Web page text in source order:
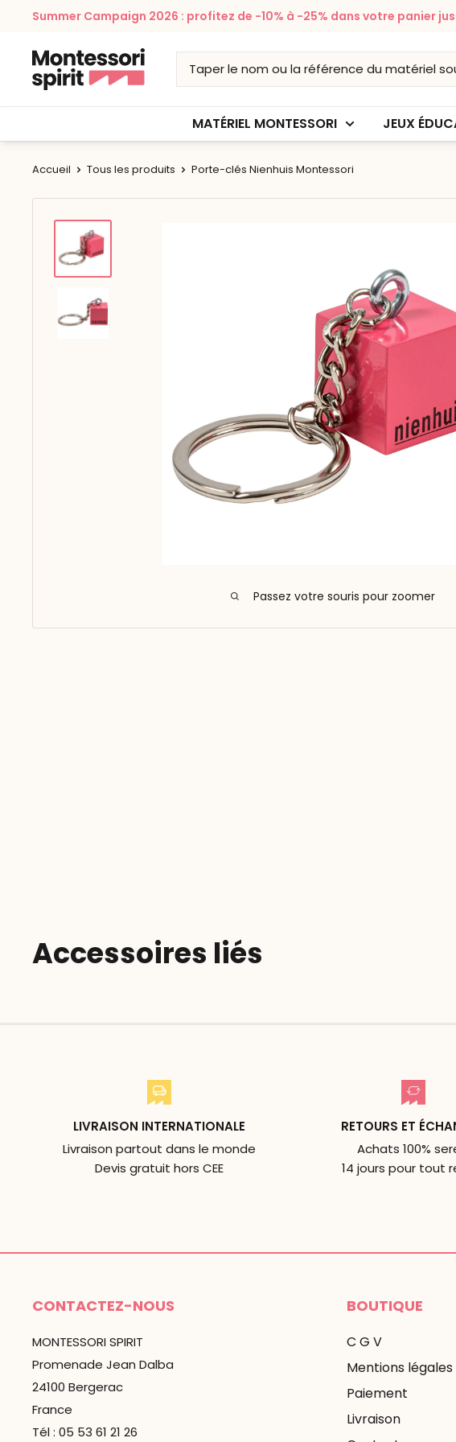
Passer
contenu
Summer Campaign 2026 : profitez de -10% à -25% dans votre panier
Montessori
Spirit
MATÉRIEL MONTESSORI JEUX
Accueil Tous les produits Porte-clés Nienhuis Montessori
Passez votre souris pour zoomer
Accessoires liés
LIVRAISON INTERNATIONALE
Livraison partout dans le monde
Devis gratuit hors CEE
RETOURS ET
Achats 100%
14 jours pour tout
CONTACTEZ-NOUS
MONTESSORI SPIRIT
Promenade Jean Dalba
24100 Bergerac
France
Tél : 05 53 61 21 26
BOUTIQUE
C G V
Mentions légales
Paiement
Livraison